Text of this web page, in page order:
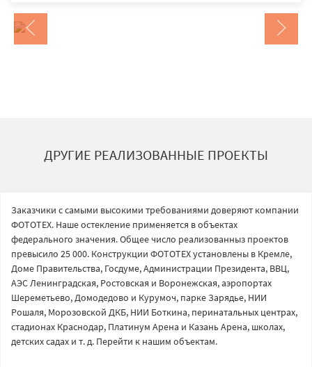
ДРУГИЕ РЕАЛИЗОВАННЫЕ ПРОЕКТЫ
Заказчики с самыми высокими требованиями доверяют компании
ФОТОТЕХ. Наше остекление применяется в объектах
федерального значения. Общее число реализованныз проектов
превысило 25 000. Конструкции ФОТОТЕХ установлены в Кремле,
Доме Правительства, Госдуме, Администрации Президента, ВВЦ,
АЭС Ленинградская, Ростовская и Воронежская, аэропортах
Шереметьево, Домодедово и Курумоч, парке Зарядье, НИИ
Рошаля, Морозовской ДКБ, НИИ Боткина, перинатальных центрах,
стадионах Краснодар, Платинум Арена и Казань Арена, школах,
детских садах и т. д. Перейти к нашим объектам.